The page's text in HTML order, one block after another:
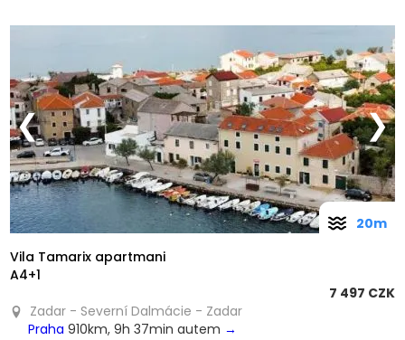
❮ ❯
Vila Tamarix apartmani
A4+1
7 497 CZK
Zadar - Severní Dalmácie - Zadar
Praha 910km, 9h 37min autem →
20m